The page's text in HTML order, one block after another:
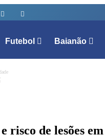
Futebol Baianão
risco de lesões